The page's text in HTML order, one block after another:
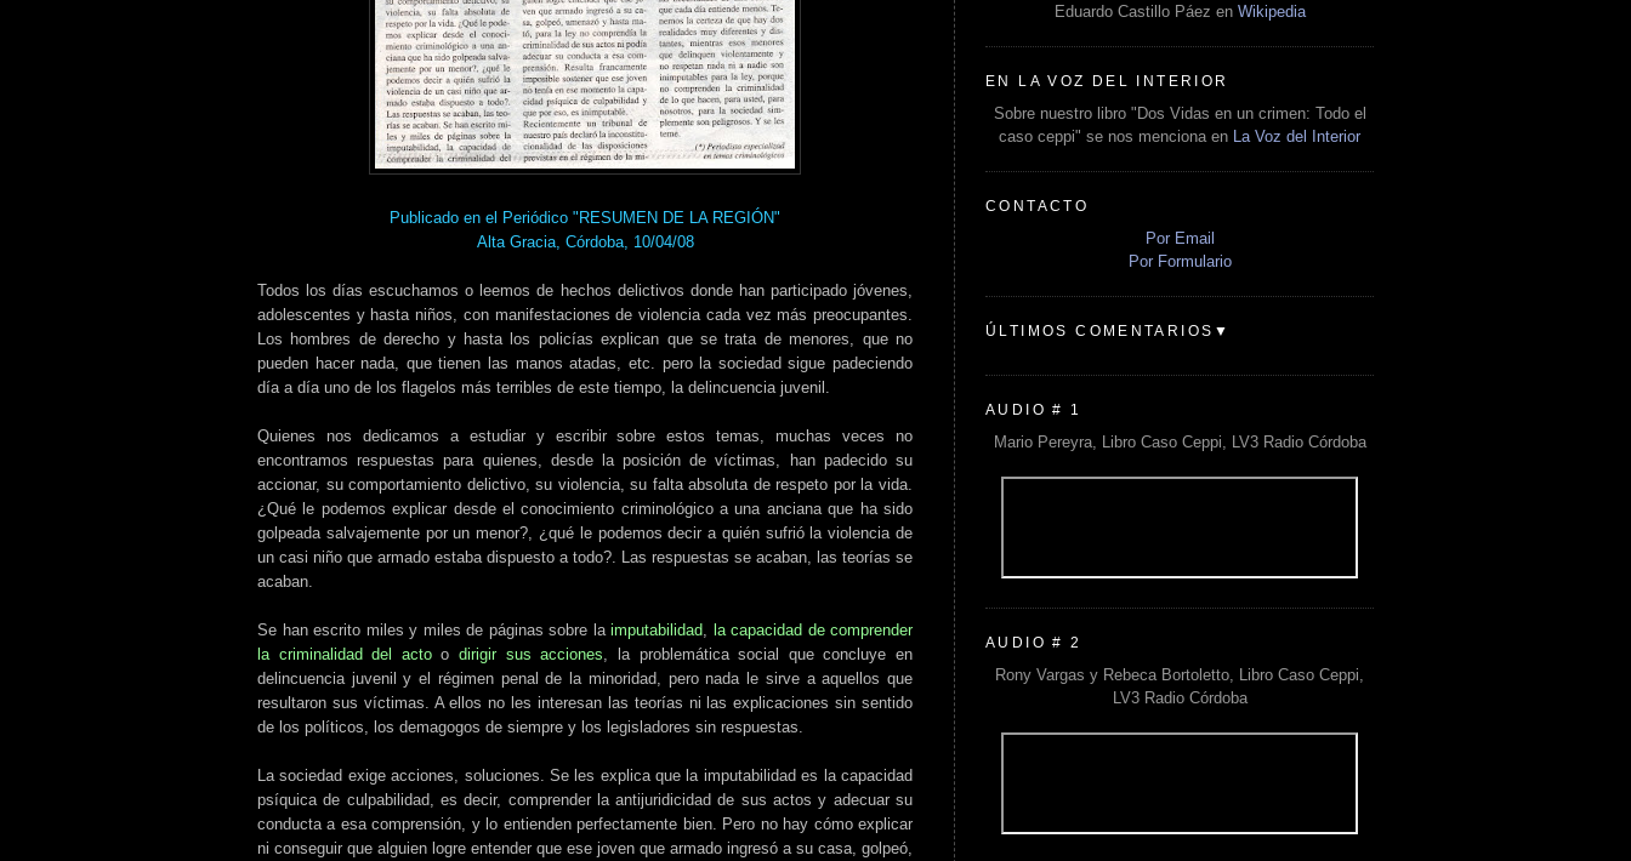
Publicado en el Periódico "RESUMEN DE LA REGIÓN"
Alta Gracia, Córdoba, 10/04/08
Todos los días escuchamos o leemos de hechos delictivos donde han participado jóvenes,
adolescentes y hasta niños, con manifestaciones de violencia cada vez más preocupantes.
Los hombres de derecho y hasta los policías explican que se trata de menores, que no
pueden hacer nada, que tienen las manos atadas, etc. pero la sociedad sigue padeciendo
día a día uno de los flagelos más terribles de este tiempo, la delincuencia juvenil.
Quienes nos dedicamos a estudiar y escribir sobre estos temas, muchas veces no
encontramos respuestas para quienes, desde la posición de víctimas, han padecido su
accionar, su comportamiento delictivo, su violencia, su falta absoluta de respeto por la vida.
¿Qué le podemos explicar desde el conocimiento criminológico a una anciana que ha sido
golpeada salvajemente por un menor?, ¿qué le podemos decir a quién sufrió la violencia de
un casi niño que armado estaba dispuesto a todo?. Las respuestas se acaban, las teorías se
acaban.
Se han escrito miles y miles de páginas sobre la imputabilidad, la capacidad de comprender
la criminalidad del actoodirigir sus acciones, la problemática social que concluye en
delincuencia juvenil y el régimen penal de la minoridad, pero nada le sirve a aquellos que
resultaron sus víctimas. A ellos no les interesan las teorías ni las explicaciones sin sentido
de los políticos, los demagogos de siempre y los legisladores sin respuestas.
La sociedad exige acciones, soluciones. Se les explica que la imputabilidad es la capacidad
psíquica de culpabilidad, es decir, comprender la antijuridicidad de sus actos y adecuar su
conducta a esa comprensión, y lo entienden perfectamente bien. Pero no hay cómo explicar
ni conseguir que alguien logre entender que ese joven que armado ingresó a su casa, golpeó,
Eduardo Castillo Páez en Wikipedia
EN LA VOZ DEL INTERIOR
Sobre nuestro libro "Dos Vidas en un crimen: Todo el
caso ceppi" se nos menciona en
La Voz del Interior
CONTACTO
Por Email
Por Formulario
ÚLTIMOS COMENTARIOS▼
AUDIO # 1
Mario Pereyra, Libro Caso Ceppi, LV3 Radio Córdoba
AUDIO # 2
Rony Vargas y Rebeca Bortoletto, Libro Caso Ceppi,
LV3 Radio Córdoba